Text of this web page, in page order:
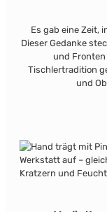
Es gab eine Zeit,
Dieser Gedanke
und
Tischlertradition
und